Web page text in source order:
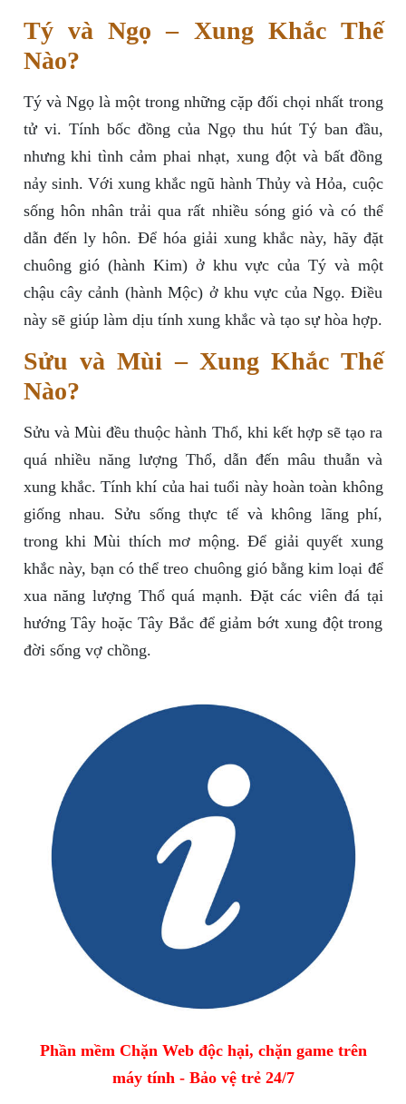
Tý và Ngọ – Xung Khắc Thế
Nào?
Tý và Ngọ là một trong những cặp đối chọi nhất trong
tử vi. Tính bốc đồng của Ngọ thu hút Tý ban đầu,
nhưng khi tình cảm phai nhạt, xung đột và bất đồng
nảy sinh. Với xung khắc ngũ hành Thủy và Hỏa, cuộc
sống hôn nhân trải qua rất nhiều sóng gió và có thể
dẫn đến ly hôn. Để hóa giải xung khắc này, hãy đặt
chuông gió (hành Kim) ở khu vực của Tý và một
chậu cây cảnh (hành Mộc) ở khu vực của Ngọ. Điều
này sẽ giúp làm dịu tính xung khắc và tạo sự hòa hợp.
Sửu và Mùi – Xung Khắc Thế
Nào?
Sửu và Mùi đều thuộc hành Thổ, khi kết hợp sẽ tạo ra
quá nhiều năng lượng Thổ, dẫn đến mâu thuẫn và
xung khắc. Tính khí của hai tuổi này hoàn toàn không
giống nhau. Sửu sống thực tế và không lãng phí,
trong khi Mùi thích mơ mộng. Để giải quyết xung
khắc này, bạn có thể treo chuông gió bằng kim loại để
xua năng lượng Thổ quá mạnh. Đặt các viên đá tại
hướng Tây hoặc Tây Bắc để giảm bớt xung đột trong
đời sống vợ chồng.
Phần mềm Chặn Web độc hại, chặn game trên
máy tính - Bảo vệ trẻ 24/7